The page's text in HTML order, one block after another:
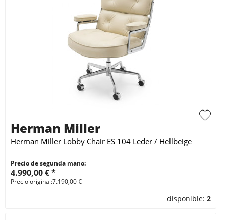
Herman Miller
Herman Miller Lobby Chair ES 104 Leder / Hellbeige
Precio de segunda mano:
4.990,00 € *
Precio original:7.190,00 €
disponible:2